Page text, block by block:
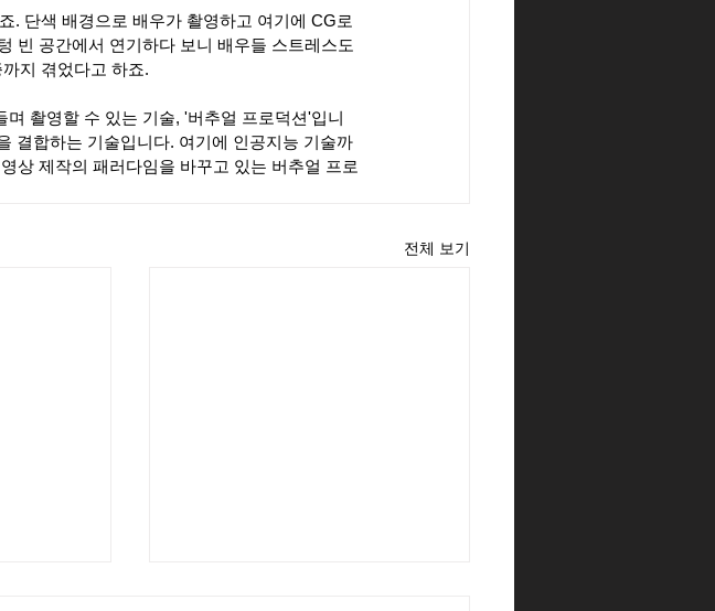
. 단색 배경으로 배우가 촬영하고 여기에 CG로
빈 공간에서 연기하다 보니 배우들 스트레스도
까지 겪었다고 하죠.
촬영할 수 있는 기술, '버추얼 프로덕션'입니
결합하는 기술입니다. 여기에 인공지능 기술까
상 제작의 패러다임을 바꾸고 있는 버추얼 프로
전체 보기